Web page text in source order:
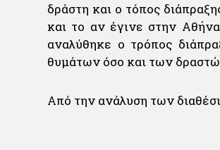
δράστη και ο τόπος
και το αν έγινε στην
αναλύθηκε ο τρόπος
θυμάτων όσο και των
Από την ανάλυση των